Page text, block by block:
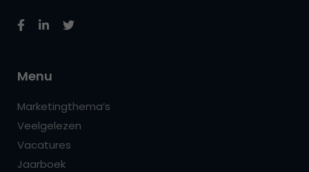
Menu
Marketingthema’s
Veelgelezen
Vacatures
Jaarboek